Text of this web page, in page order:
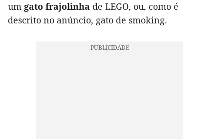
um gato frajolinha de LEGO, ou, como é
descrito no anúncio, gato de smoking.